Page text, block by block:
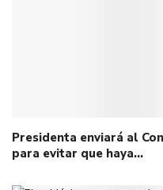
Presidenta enviará al
para evitar que haya…